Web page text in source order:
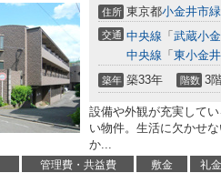
住所 東京都小金井市
交通 中央線 「 武蔵小
中央線 「 東小金井
築年 築33年 階数 3
設備や外観が充実して
い物件。生活に欠かせ
か...
管理費・共益費 敷金 礼金